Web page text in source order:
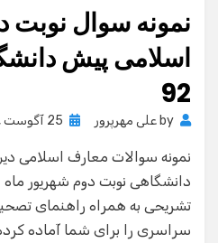
نمونه سوال نوبت
اسلامی پیش
92
by علی مهرپرور
Posted
25 آگوست , 2013
سراسری را برای شما آماده